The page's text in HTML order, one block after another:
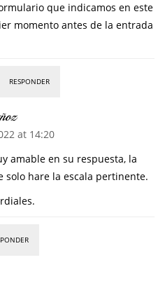
que indicamos en este
momento antes de la entrada
RESPONDER
at 14:20
amable en su respuesta, la
solo hare la escala pertinente.